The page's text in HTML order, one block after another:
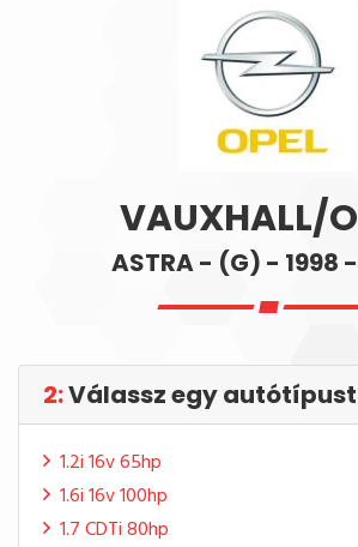
VAUXHALL/
ASTRA - (G) - 1998
2:Válassz egy autótípust
1.2i 16v 65hp
1.6i 16v 100hp
1.7 CDTi 80hp